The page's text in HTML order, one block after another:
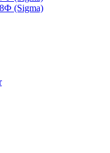
(Sigma)